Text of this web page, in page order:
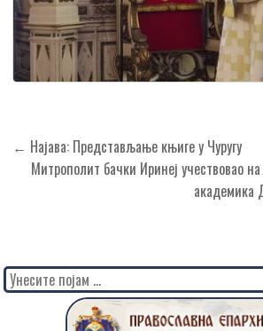
Кретање
чланка
← Најава: Представљање књиге у Чуругу
Митрополит бачки Иринеј учествовао
академика
Search
for: